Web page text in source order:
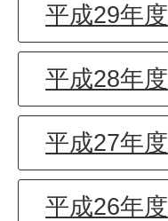
平成29年度
平成28年度
平成27年度
平成26年度